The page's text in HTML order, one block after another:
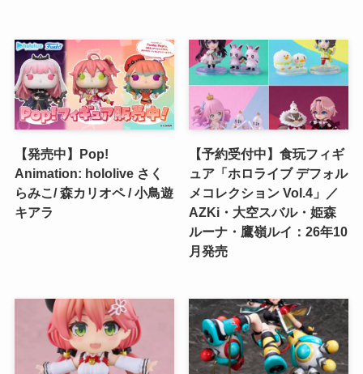
【発売中】Pop!
Animation: hololive さく
らみこ/ 森カリオペ / 小鳥遊
キアラ
【予約受付中】食玩フィギ
ュア「ホロライブ デフォル
メコレクション Vol.4」／
AZKi・大空スバル・姫森
ルーナ・鷹嶺ルイ：26年10
月発売